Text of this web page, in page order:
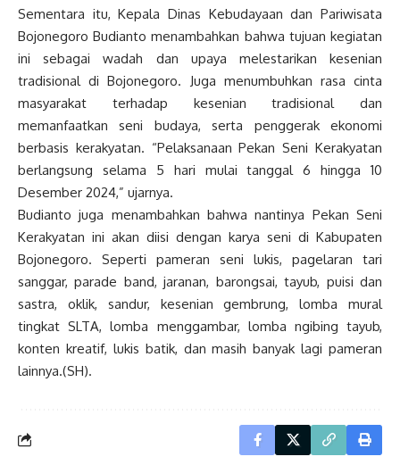
Sementara itu, Kepala Dinas Kebudayaan dan Pariwisata
Bojonegoro Budianto menambahkan bahwa tujuan kegiatan
ini sebagai wadah dan upaya melestarikan kesenian
tradisional di Bojonegoro. Juga menumbuhkan rasa cinta
masyarakat terhadap kesenian tradisional dan
memanfaatkan seni budaya, serta penggerak ekonomi
berbasis kerakyatan. “Pelaksanaan Pekan Seni Kerakyatan
berlangsung selama 5 hari mulai tanggal 6 hingga 10
Desember 2024,” ujarnya.
Budianto juga menambahkan bahwa nantinya Pekan Seni
Kerakyatan ini akan diisi dengan karya seni di Kabupaten
Bojonegoro. Seperti pameran seni lukis, pagelaran tari
sanggar, parade band, jaranan, barongsai, tayub, puisi dan
sastra, oklik, sandur, kesenian gembrung, lomba mural
tingkat SLTA, lomba menggambar, lomba ngibing tayub,
konten kreatif, lukis batik, dan masih banyak lagi pameran
lainnya.(SH).